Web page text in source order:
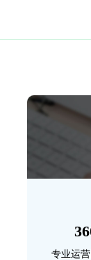
专业运